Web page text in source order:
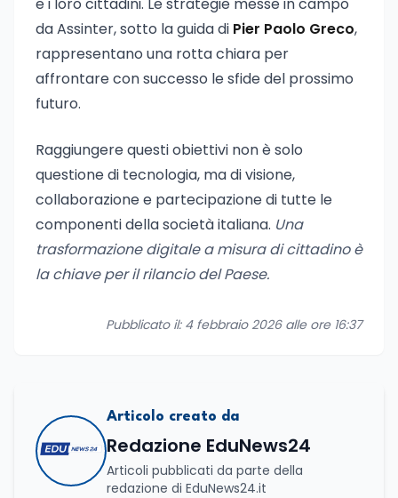
da Assinter, sotto la guida di Pier Paolo Greco,
rappresentano una rotta chiara per
affrontare con successo le sfide del prossimo
futuro.
Raggiungere questi obiettivi non è solo
questione di tecnologia, ma di visione,
collaborazione e partecipazione di tutte le
componenti della società italiana. Una
trasformazione digitale a misura di cittadino è
la chiave per il rilancio del Paese.
Pubblicato il: 4 febbraio 2026 alle ore 16:37
Articolo creato da
Redazione EduNews24
Articoli pubblicati da parte della
redazione di EduNews24.it